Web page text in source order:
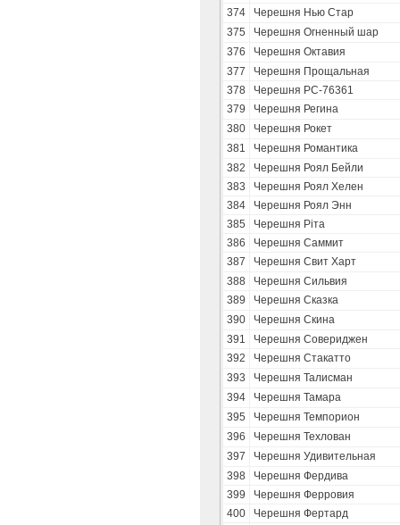
374
Черешня Нью Стар
375
Черешня Огненный шар
376
Черешня Октавия
377
Черешня Прощальная
378
Черешня РС-76361
379
Черешня Регина
380
Черешня Рокет
381
Черешня Романтика
382
Черешня Роял Бейли
383
Черешня Роял Хелен
384
Черешня Роял Энн
385
Черешня Ріта
386
Черешня Саммит
387
Черешня Свит Харт
388
Черешня Сильвия
389
Черешня Сказка
390
Черешня Скина
391
Черешня Совериджен
392
Черешня Стакатто
393
Черешня Талисман
394
Черешня Тамара
395
Черешня Темпорион
396
Черешня Техлован
397
Черешня Удивительная
398
Черешня Фердива
399
Черешня Ферровия
400
Черешня Фертард